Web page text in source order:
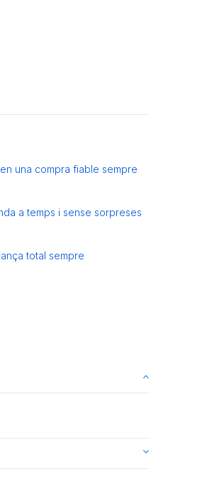
una compra fiable sempre
a temps i sense sorpreses
total sempre